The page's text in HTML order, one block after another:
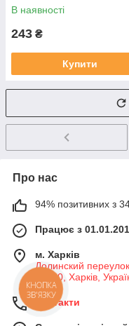
В наявності
243 ₴
Купити
Про нас
94% позитивних з 34
Працює з
м. Харків
Долинский переулок
61000, Харків,
Контакти
КНОПКА
ЗВ'ЯЗКУ